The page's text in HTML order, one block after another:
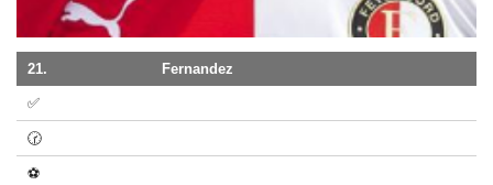
21. Fernandez
✅
🕝
⚽